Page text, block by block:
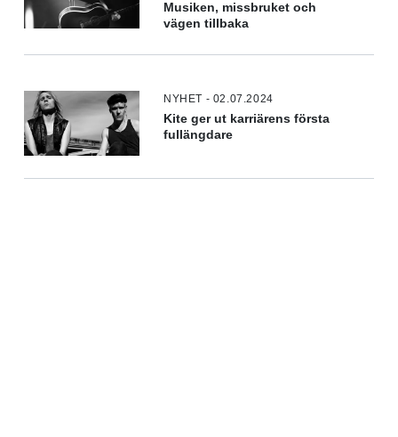
Musiken, missbruket och
vägen tillbaka
NYHET - 02.07.2024
Kite ger ut karriärens första
fullängdare